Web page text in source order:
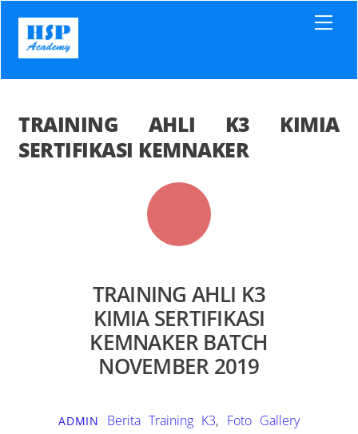
content
TRAINING AHLI K3 KIMIA
SERTIFIKASI KEMNAKER
TRAINING AHLI K3
KIMIA SERTIFIKASI
KEMNAKER BATCH
NOVEMBER 2019
ADMIN Berita Training K3, Foto Gallery